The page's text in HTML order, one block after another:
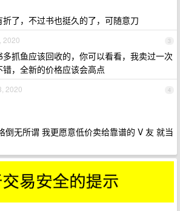
了，不过书也挺久的了，可随意刀
3
2020
抓鱼应该回收的，你可以看看，我卖过一次
，全新的价格应该会高点
4
2020
倒无所谓 我更愿意低价卖给靠谱的 V 友 就当